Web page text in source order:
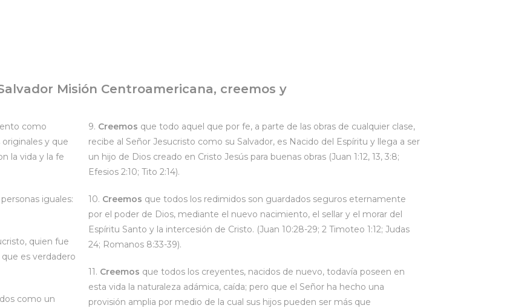
Misión Centroamericana, creemos y
como
y que
la vida y la fe
iguales:
quien fue
es verdadero
como un
9. Creemos que todo aquel que por fe, a parte de las obras de cualquier clase,
recibe al Señor Jesucristo como su Salvador, es Nacido del Espíritu y llega a ser
un hijo de Dios creado en Cristo Jesús para buenas obras (Juan 1:12, 13, 3:8;
Efesios 2:10; Tito 2:14).
10. Creemos que todos los redimidos son guardados seguros eternamente
por el poder de Dios, mediante el nuevo nacimiento, el sellar y el morar del
Espíritu Santo y la intercesión de Cristo. (Juan 10:28-29; 2 Timoteo 1:12; Judas
24; Romanos 8:33-39).
11. Creemos que todos los creyentes, nacidos de nuevo, todavía poseen en
esta vida la naturaleza adámica, caída; pero que el Señor ha hecho una
provisión amplia por medio de la cual sus hijos pueden ser más que